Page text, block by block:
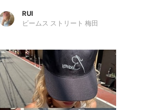
RUI
ビームス ストリート 梅田